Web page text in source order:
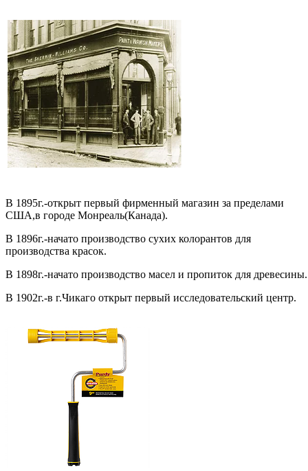
В 1895г.-открыт первый фирменный магазин за пределами
США,в городе Монреаль(Канада).
В 1896г.-начато производство сухих колорантов для
производства красок.
В 1898г.-начато производство масел и пропиток для древесины.
В 1902г.-в г.Чикаго открыт первый исследовательский центр.